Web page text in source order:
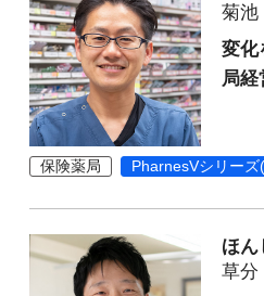
菊池
変化
局経
保険薬局 PharnesVシリーズ
ほん
草分